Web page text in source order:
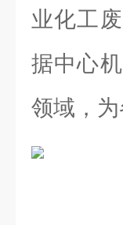
业化工
据中心
领域，